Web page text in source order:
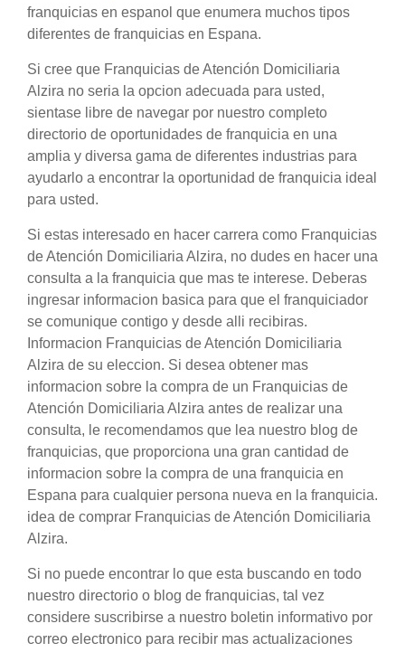
franquicias en espanol que enumera muchos tipos
diferentes de franquicias en Espana.
Si cree que Franquicias de Atención Domiciliaria
Alzira no seria la opcion adecuada para usted,
sientase libre de navegar por nuestro completo
directorio de oportunidades de franquicia en una
amplia y diversa gama de diferentes industrias para
ayudarlo a encontrar la oportunidad de franquicia ideal
para usted.
Si estas interesado en hacer carrera como Franquicias
de Atención Domiciliaria Alzira, no dudes en hacer una
consulta a la franquicia que mas te interese. Deberas
ingresar informacion basica para que el franquiciador
se comunique contigo y desde alli recibiras.
Informacion Franquicias de Atención Domiciliaria
Alzira de su eleccion. Si desea obtener mas
informacion sobre la compra de un Franquicias de
Atención Domiciliaria Alzira antes de realizar una
consulta, le recomendamos que lea nuestro blog de
franquicias, que proporciona una gran cantidad de
informacion sobre la compra de una franquicia en
Espana para cualquier persona nueva en la franquicia.
idea de comprar Franquicias de Atención Domiciliaria
Alzira.
Si no puede encontrar lo que esta buscando en todo
nuestro directorio o blog de franquicias, tal vez
considere suscribirse a nuestro boletin informativo por
correo electronico para recibir mas actualizaciones